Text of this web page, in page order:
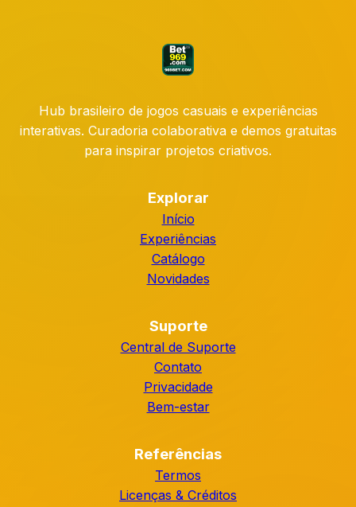
Hub brasileiro de jogos casuais e experiências
interativas. Curadoria colaborativa e demos gratuitas
para inspirar projetos criativos.
Explorar
Início
Experiências
Catálogo
Novidades
Suporte
Central de Suporte
Contato
Privacidade
Bem-estar
Referências
Termos
Licenças & Créditos